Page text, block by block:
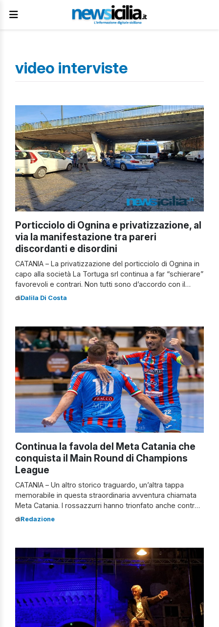
video interviste
Porticciolo di Ognina e privatizzazione, al
via la manifestazione tra pareri
discordanti e disordini
CATANIA – La privatizzazione del porticciolo di Ognina in
capo alla società La Tortuga srl continua a far “schierare”
favorevoli e contrari. Non tutti sono d’accordo con il
progetto autorizzato dalla Regione Siciliana lo scorso 17
manifestazione di oggi Questa l’aria che […]
diDalila Di Costa
Continua la favola del Meta Catania che
conquista il Main Round di Champions
League
CATANIA – Un altro storico traguardo, un’altra tappa
memorabile in questa straordinaria avventura chiamata
Meta Catania. I rossazzurri hanno trionfato anche contro i
padroni di casa dell’Hjørring, conquistando l’accesso al
vittoria del girone E con […]
diRedazione